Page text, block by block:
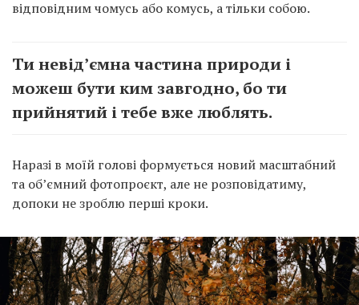
можеш бути ким завгодно, бо ти
прийнятий і тебе вже люблять.
та об’ємний фотопроєкт, але не розповідатиму,
допоки не зроблю перші кроки.